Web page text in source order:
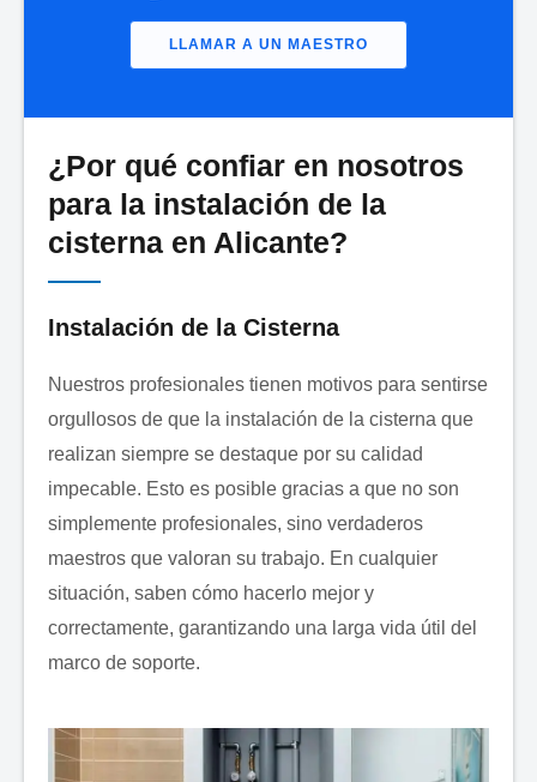
LLAMAR A UN MAESTRO
Nombre:*
Aplicación:*
¿Qué servicios necesitas?
¿Por qué confiar en nosotros
para la instalación de la
cisterna en Alicante?
Instalación de la Cisterna
Nuestros profesionales tienen motivos para sentirse
orgullosos de que la instalación de la cisterna que
realizan siempre se destaque por su calidad
impecable. Esto es posible gracias a que no son
simplemente profesionales, sino verdaderos
maestros que valoran su trabajo. En cualquier
situación, saben cómo hacerlo mejor y
correctamente, garantizando una larga vida útil del
marco de soporte.